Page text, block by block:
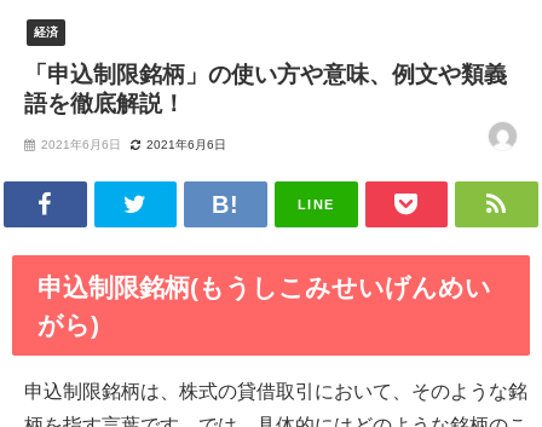
経済
「申込制限銘柄」の使い方や意味、例文や類義
語を徹底解説！
2021年6月6日 2021年6月6日
LINE
申込制限銘柄(もうしこみせいげんめい
がら)
申込制限銘柄は、株式の貸借取引において、そのような銘